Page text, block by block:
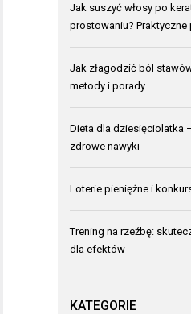
Jak suszyć włosy po
prostowaniu? Praktyczne
Jak złagodzić ból
metody i porady
Dieta dla dziesięciolatka
zdrowe nawyki
Loterie pieniężne i
Trening na rzeźbę:
dla efektów
KATEGORIE